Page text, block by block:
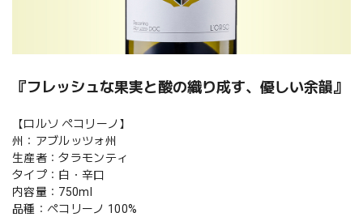
『フレッシュな果実と酸の織り成す、優しい余韻』
【ロルソ ペコリーノ】
州：アブルッツォ州
生産者：タラモンティ
タイプ：白・辛口
内容量：750ml
品種：ペコリーノ 100%